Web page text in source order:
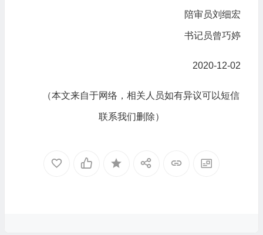
陪审员刘细宏
书记员曾巧婷
2020-12-02
（本文来自于网络，相关人员如有异议可以短信
联系我们删除）